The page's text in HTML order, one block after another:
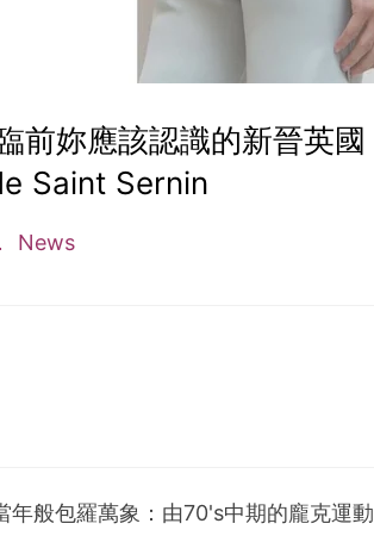
前妳應該認識的新晉英國
Saint Sernin
News
般包羅萬象：由70's中期的龐克運動